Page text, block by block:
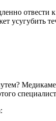
усугубить